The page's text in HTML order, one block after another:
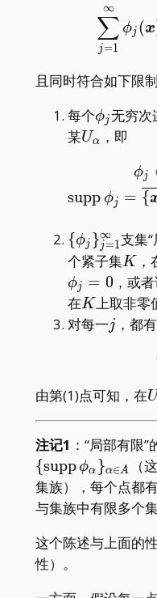
j=1
∑
∞
ϕj (x
且同时符合如下限制
每个\phi_j
ϕj无穷次
某U_\alpha
Uα ，即
ϕj
supp ϕj = {
\
{ϕj }j=1
∞ 支集
个紧子集K
K ，
ϕj = 0 ，或
在K
K上取非零
对每一jj ，都有
由第(1)点可知，在U
注记1 ：“局部有限
{suppϕα }α∈A
（
集族），每个点都
与集族中有限多个
这个陈述与上面的
性）。